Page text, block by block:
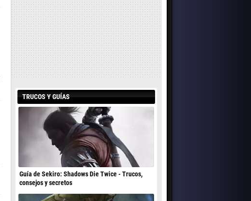
TRUCOS Y GUÍAS
Guía de Sekiro: Shadows Die Twice - Trucos,
consejos y secretos